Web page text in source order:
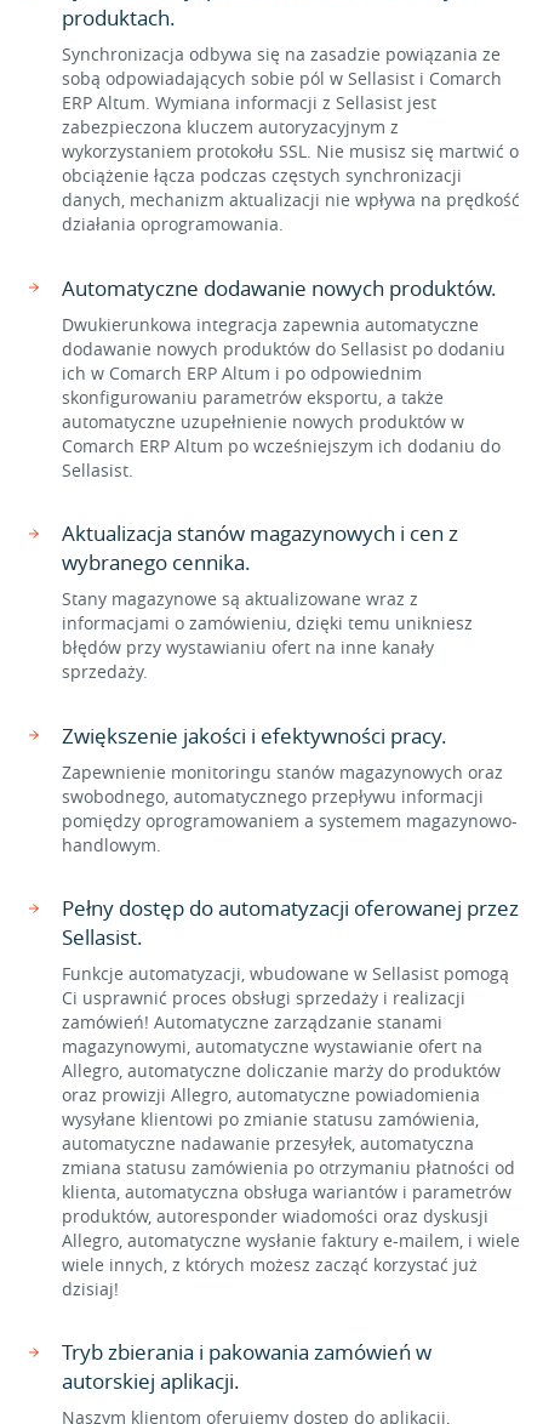
produktach.
Synchronizacja odbywa się na zasadzie powiązania ze
sobą odpowiadających sobie pól w Sellasist i Comarch
ERP Altum. Wymiana informacji z Sellasist jest
zabezpieczona kluczem autoryzacyjnym z
wykorzystaniem protokołu SSL. Nie musisz się martwić o
obciążenie łącza podczas częstych synchronizacji
danych, mechanizm aktualizacji nie wpływa na prędkość
działania oprogramowania.
Automatyczne dodawanie nowych produktów.
Dwukierunkowa integracja zapewnia automatyczne
dodawanie nowych produktów do Sellasist po dodaniu
ich w Comarch ERP Altum i po odpowiednim
skonfigurowaniu parametrów eksportu, a także
automatyczne uzupełnienie nowych produktów w
Comarch ERP Altum po wcześniejszym ich dodaniu do
Sellasist.
Aktualizacja stanów magazynowych i cen z
wybranego cennika.
Stany magazynowe są aktualizowane wraz z
informacjami o zamówieniu, dzięki temu unikniesz
błędów przy wystawianiu ofert na inne kanały
sprzedaży.
Zwiększenie jakości i efektywności pracy.
Zapewnienie monitoringu stanów magazynowych oraz
swobodnego, automatycznego przepływu informacji
pomiędzy oprogramowaniem a systemem magazynowo-
handlowym.
Pełny dostęp do automatyzacji oferowanej przez
Sellasist.
Funkcje automatyzacji, wbudowane w Sellasist pomogą
Ci usprawnić proces obsługi sprzedaży i realizacji
zamówień! Automatyczne zarządzanie stanami
magazynowymi, automatyczne wystawianie ofert na
Allegro, automatyczne doliczanie marży do produktów
oraz prowizji Allegro, automatyczne powiadomienia
wysyłane klientowi po zmianie statusu zamówienia,
automatyczne nadawanie przesyłek, automatyczna
zmiana statusu zamówienia po otrzymaniu płatności od
klienta, automatyczna obsługa wariantów i parametrów
produktów, autoresponder wiadomości oraz dyskusji
Allegro, automatyczne wysłanie faktury e-mailem, i wiele
wiele innych, z których możesz zacząć korzystać już
dzisiaj!
Tryb zbierania i pakowania zamówień w
autorskiej aplikacji.
Naszym klientom oferujemy dostęp do aplikacji,